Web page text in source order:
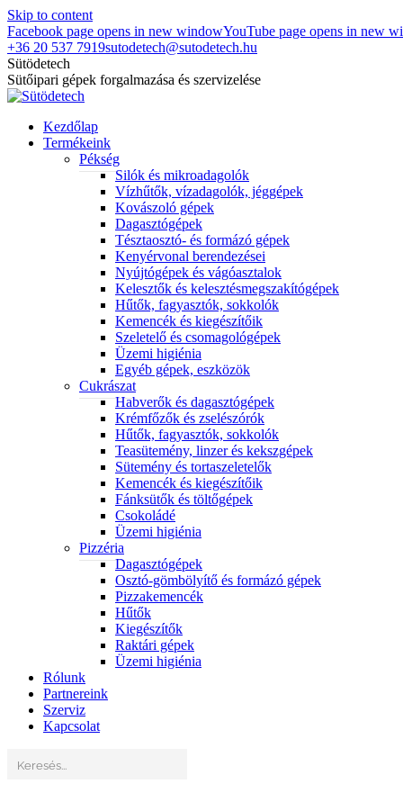
Skip to content
Facebook page opens in new windowYouTube page opens in new
+36 20 537 7919sutodetech@sutodetech.hu
Sütödetech
Sütőipari gépek forgalmazása és szervizelése
Kezdőlap
Termékeink
Pékség
Silók és mikroadagolók
Vízhűtők, vízadagolók, jéggépek
Kovászoló gépek
Dagasztógépek
Tésztaosztó- és formázó gépek
Kenyérvonal berendezései
Nyújtógépek és vágóasztalok
Kelesztők és kelesztésmegszakítógépek
Hűtők, fagyasztók, sokkolók
Kemencék és kiegészítőik
Szeletelő és csomagológépek
Üzemi higiénia
Egyéb gépek, eszközök
Cukrászat
Habverők és dagasztógépek
Krémfőzők és zselészórók
Hűtők, fagyasztók, sokkolók
Teasütemény, linzer és kekszgépek
Sütemény és tortaszeletelők
Kemencék és kiegészítőik
Fánksütők és töltőgépek
Csokoládé
Üzemi higiénia
Pizzéria
Dagasztógépek
Osztó-gömbölyítő és formázó gépek
Pizzakemencék
Hűtők
Kiegészítők
Raktári gépek
Üzemi higiénia
Rólunk
Partnereink
Szerviz
Kapcsolat